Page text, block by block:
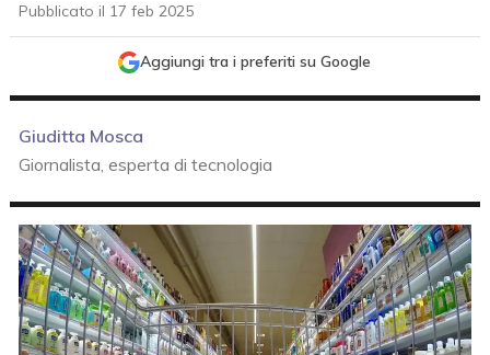
Pubblicato il 17 feb 2025
Aggiungi tra i preferiti su Google
Giuditta Mosca
Giornalista, esperta di tecnologia